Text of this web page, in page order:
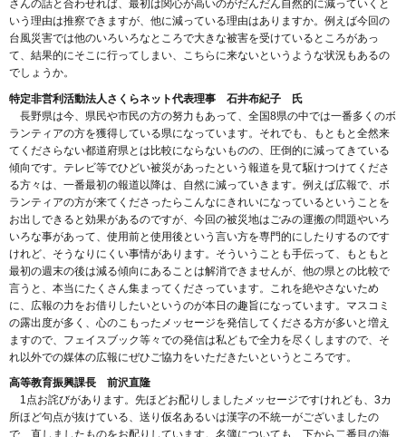
さんの話と合わせれば、最初は関心が高いのがだんだん自然的に減っていくと
いう理由は推察できますが、他に減っている理由はありますか。例えば今回の
台風災害では他のいろいろなところで大きな被害を受けているところがあっ
て、結果的にそこに行ってしまい、こちらに来ないというような状況もあるの
でしょうか。
特定非営利活動法人さくらネット代表理事 石井布紀子 氏
長野県は今、県民や市民の方の努力もあって、全国8県の中では一番多くのボ
ランティアの方を獲得している県になっています。それでも、もともと全然来
てくださらない都道府県とは比較にならないものの、圧倒的に減ってきている
傾向です。テレビ等でひどい被災があったという報道を見て駆けつけてくださ
る方々は、一番最初の報道以降は、自然に減っていきます。例えば広報で、ボ
ランティアの方が来てくださったらこんなにきれいになっているということを
お出しできると効果があるのですが、今回の被災地はごみの運搬の問題やいろ
いろな事があって、使用前と使用後という言い方を専門的にしたりするのです
けれど、そうなりにくい事情があります。そういうことも手伝って、もともと
最初の週末の後は減る傾向にあることは解消できませんが、他の県との比較で
言うと、本当にたくさん集まってくださっています。これを絶やさないため
に、広報の力をお借りしたいというのが本日の趣旨になっています。マスコミ
の露出度が多く、心のこもったメッセージを発信してくださる方が多いと増え
ますので、フェイスブック等々での発信は私どもで全力を尽くしますので、そ
れ以外での媒体の広報にぜひご協力をいただきたいというところです。
高等教育振興課長 前沢直隆
1点お詫びがあります。先ほどお配りしましたメッセージですけれども、3カ
所ほど句点が抜けている、送り仮名あるいは漢字の不統一がございましたの